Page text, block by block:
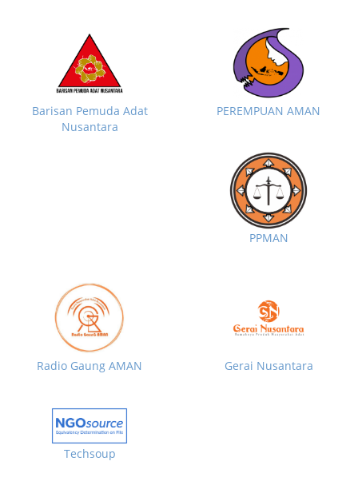
Barisan Pemuda Adat
Nusantara
PEREMPUAN AMAN
PPMAN
Radio Gaung AMAN Gerai Nusantara
Techsoup